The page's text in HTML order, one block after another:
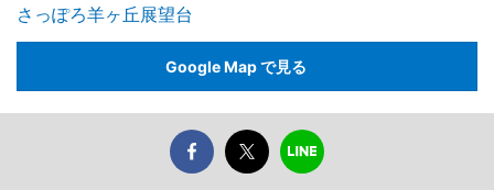
さっぽろ羊ヶ丘展望台
Google Map で見る